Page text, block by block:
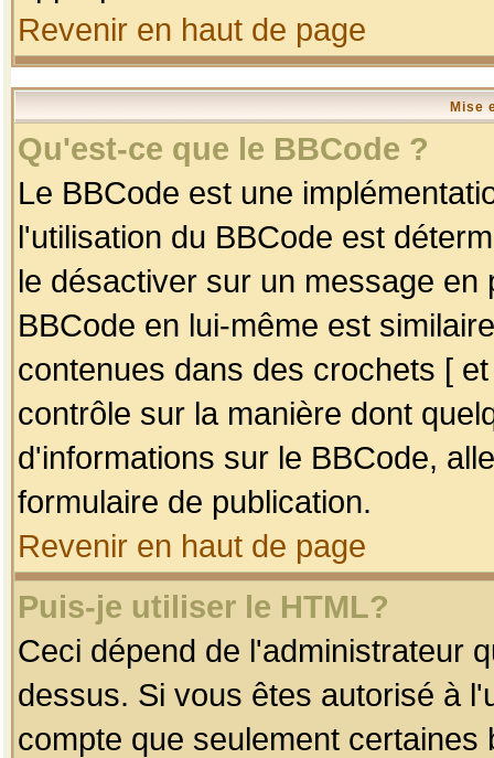
Revenir en haut de page
Mise
Qu'est-ce que le BBCode ?
Le BBCode est une
l'utilisation du BBCode est
le désactiver sur un message
BBCode en lui-même est
contenues dans des crochets [
contrôle sur la manière dont
d'informations sur le BBCode,
formulaire de publication.
Revenir en haut de page
Puis-je utiliser le HTML?
Ceci dépend de l'administrateur
dessus. Si vous êtes autorisé à
compte que seulement